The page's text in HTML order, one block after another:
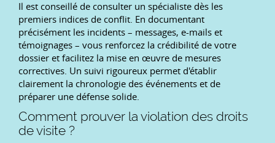
Il est conseillé de consulter un spécialiste dès les
premiers indices de conflit. En documentant
précisément les incidents – messages, e-mails et
témoignages – vous renforcez la crédibilité de votre
dossier et facilitez la mise en œuvre de mesures
correctives. Un suivi rigoureux permet d'établir
clairement la chronologie des événements et de
préparer une défense solide.
Comment prouver la violation des droits
de visite ?